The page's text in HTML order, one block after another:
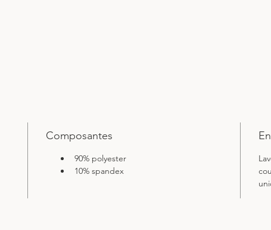
Composantes
90% polyester
10% spandex